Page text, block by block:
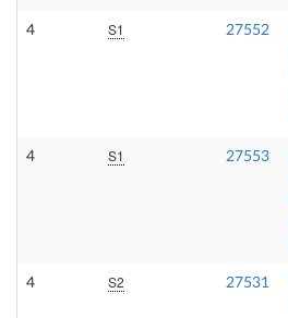
4 S1 27552
4 S1 27553
4 S2 27531